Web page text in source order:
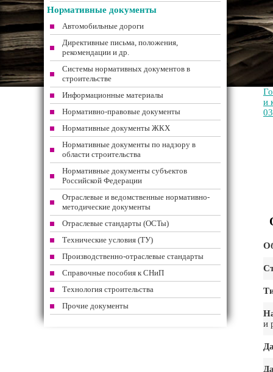
и
и
Нормативные документы
Автомобильные дороги
Директивные письма, положения,
рекомендации и др.
Системы нормативных документов в
строительстве
Информационные материалы
Нормативно-правовые документы
Нормативные документы ЖКХ
Нормативные документы по надзору в
области строительства
Нормативные документы субъектов
Российской Федерации
Отраслевые и ведомственные нормативно-
методические документы
Отраслевые стандарты (ОСТы)
Технические условия (ТУ)
Производственно-отраслевые стандарты
Справочные пособия к СНиП
Технология строительства
Прочие документы